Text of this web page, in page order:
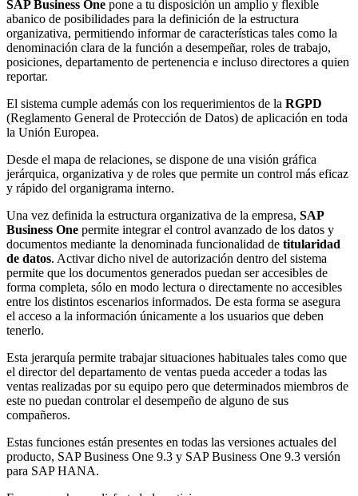
SAP Business One pone a tu disposición un amplio y flexible
abanico de posibilidades para la definición de la estructura
organizativa, permitiendo informar de características tales como la
denominación clara de la función a desempeñar, roles de trabajo,
posiciones, departamento de pertenencia e incluso directores a quien
reportar.
El sistema cumple además con los requerimientos de la RGPD
(Reglamento General de Protección de Datos) de aplicación en toda
la Unión Europea.
Desde el mapa de relaciones, se dispone de una visión gráfica
jerárquica, organizativa y de roles que permite un control más eficaz
y rápido del organigrama interno.
Una vez definida la estructura organizativa de la empresa, SAP
Business One permite integrar el control avanzado de los datos y
documentos mediante la denominada funcionalidad de titularidad
de datos. Activar dicho nivel de autorización dentro del sistema
permite que los documentos generados puedan ser accesibles de
forma completa, sólo en modo lectura o directamente no accesibles
entre los distintos escenarios informados. De esta forma se asegura
el acceso a la información únicamente a los usuarios que deben
tenerlo.
Esta jerarquía permite trabajar situaciones habituales tales como que
el director del departamento de ventas pueda acceder a todas las
ventas realizadas por su equipo pero que determinados miembros de
este no puedan controlar el desempeño de alguno de sus
compañeros.
Estas funciones están presentes en todas las versiones actuales del
producto, SAP Business One 9.3 y SAP Business One 9.3 versión
para SAP HANA.